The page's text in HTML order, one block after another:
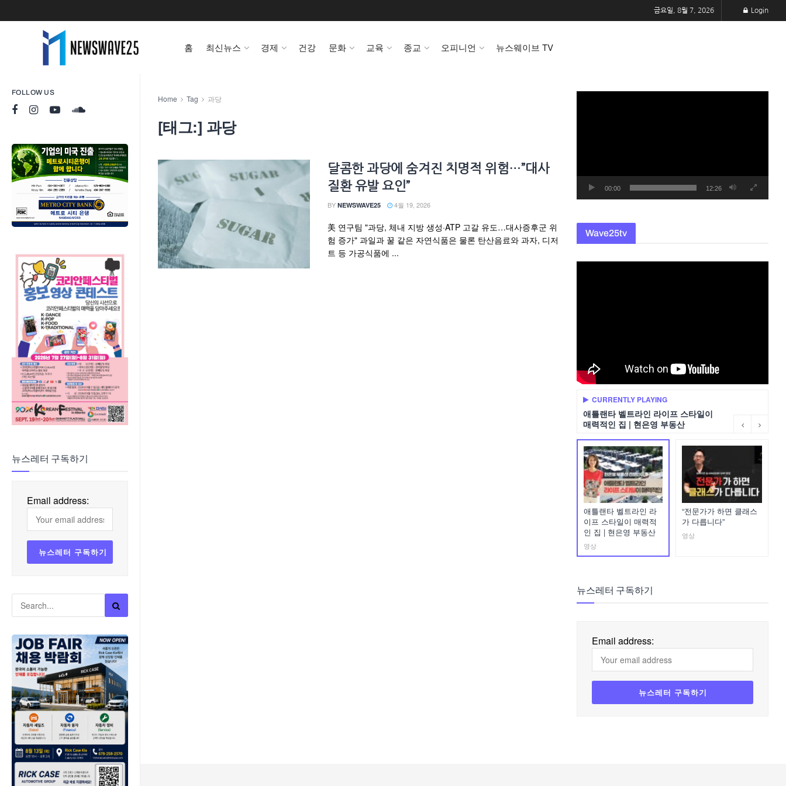
FOLLOW US
뉴스레터 구독하기
Email address:
금요일, 8월 7, 2026 Login
홈 최신뉴스 경제 건강 문화 교육 종교 오피니언 뉴스웨이브 TV
Home Tag 과당
[태그:] 과당
달콤한 과당에 숨겨진 치명적 위험…”대사
질환 유발 요인”
BY NEWSWAVE25 4월 19, 2026
美 연구팀 "과당, 체내 지방 생성·ATP 고갈 유도…대사증후군 위
험 증가" 과일과 꿀 같은 자연식품은 물론 탄산음료와 과자, 디저
트 등 가공식품에 ...
00:00 12:26
Wave25tv
CURRENTLY PLAYING
애틀랜타 벨트라인 라이프 스타일이
매력적인 집 | 현은영 부동산
애틀랜타 벨트라인 라
이프 스타일이 매력적
인 집 | 현은영 부동산
영상
“전문가가 하면 클래스
가 다릅니다”
영상
뉴스레터 구독하기
Email address: